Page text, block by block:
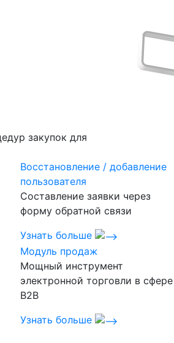
закупок для
Восстановление / добавление
пользователя
Составление заявки через
форму обратной связи
Узнать больше
Модуль продаж
Мощный инструмент
электронной торговли в сфере
B2B
Узнать больше